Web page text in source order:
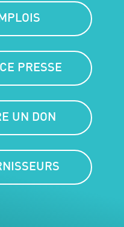
PRESSE
UN DON